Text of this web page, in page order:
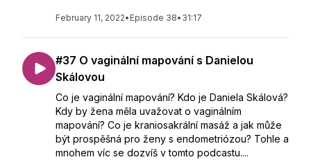
February 11, 2022• Episode 38• 31:17
#37 O vaginální mapování s Danielou
Skálovou
Co je vaginální mapování? Kdo je Daniela Skálová?
Kdy by žena měla uvažovat o vaginálním
mapování? Co je kraniosakrální masáž a jak může
být prospěšná pro ženy s endometriózou? Tohle a
mnohem víc se dozvíš v tomto podcastu....